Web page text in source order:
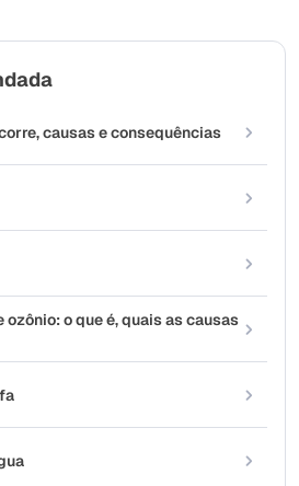
causas e consequências
ozônio: o que é, quais as causas